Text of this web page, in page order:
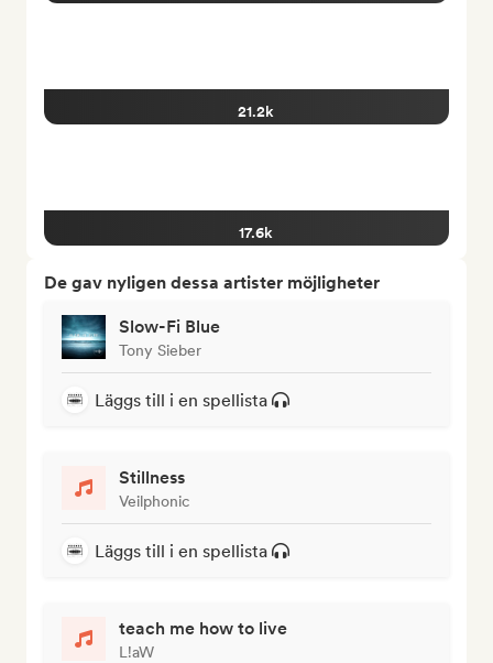
21.2k
17.6k
De gav nyligen dessa artister möjligheter
Slow-Fi Blue
Tony Sieber
Läggs till i en spellista
Stillness
Veilphonic
Läggs till i en spellista
teach me how to live
L!aW